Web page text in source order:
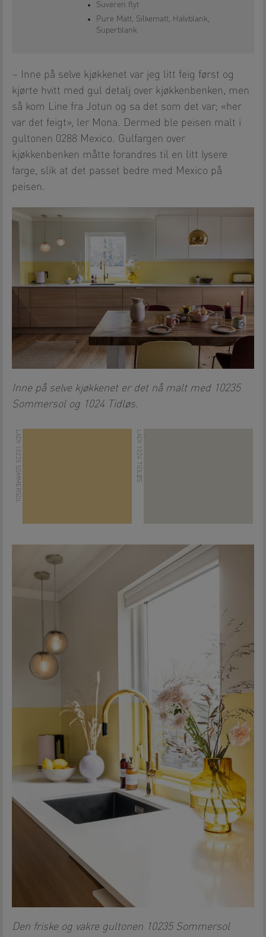
Suveren flyt
Pure Matt, Silkematt, Halvblank,
Superblank
– Inne på selve kjøkkenet var jeg litt feig først og
kjørte hvitt med gul detalj over kjøkkenbenken, men
så kom Line fra Jotun og sa det som det var; «her
var det feigt», ler Mona. Dermed ble peisen malt i
gultonen 0288 Mexico. Gulfargen over
kjøkkenbenken måtte forandres til en litt lysere
farge, slik at det passet bedre med Mexico på
peisen.
Inne på selve kjøkkenet er det nå malt med 10235
Sommersol og 1024 Tidløs.
LADY 10235 SOMMERSOL . LADY 1024 TIDLØS .
Den friske og vakre gultonen 10235 Sommersol